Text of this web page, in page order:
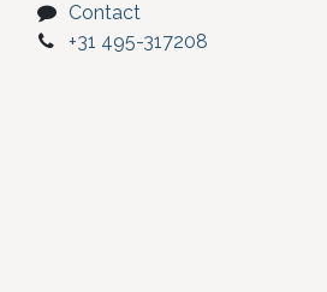
Contact
+31 495-317208